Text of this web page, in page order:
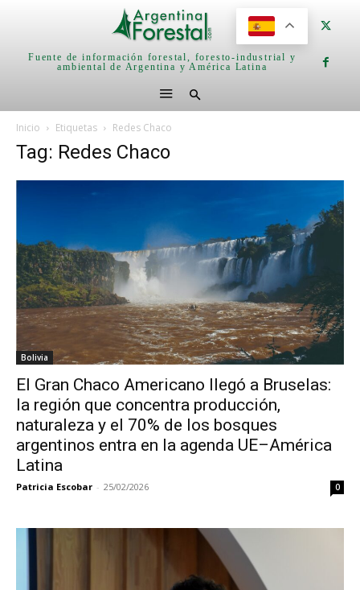
Fuente de información forestal, foresto-industrial y
ambiental de Argentina y América Latina
Inicio Etiquetas Redes Chaco
Tag: Redes Chaco
Bolivia
El Gran Chaco Americano llegó a Bruselas:
la región que concentra producción,
naturaleza y el 70% de los bosques
argentinos entra en la agenda UE–América
Latina
Patricia Escobar - 25/02/2026 0